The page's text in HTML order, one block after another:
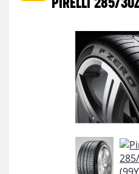
PIRELLI 285/